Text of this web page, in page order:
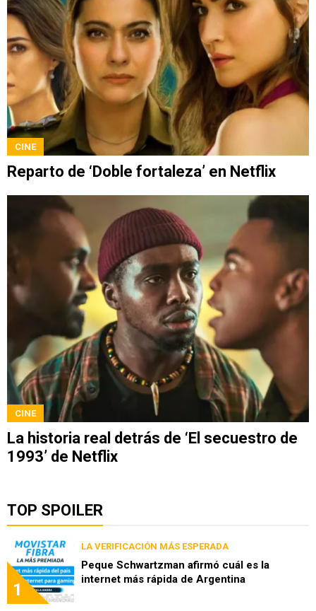
CINE
Reparto de ‘Doble fortaleza’ en Netflix
CINE
La historia real detrás de ‘El secuestro de
1993’ de Netflix
TOP SPOILER
1
LA VERIFICACIÓN MÁS ESPERADA
Peque Schwartzman afirmó cuál es la
internet más rápida de Argentina